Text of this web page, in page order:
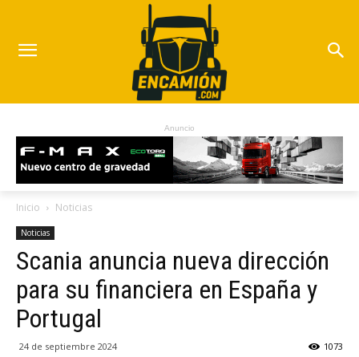
Anuncio
Inicio Noticias
Noticias
Scania anuncia nueva dirección
para su financiera en España y
Portugal
24 de septiembre 2024 1073